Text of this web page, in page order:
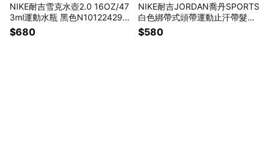
NIKE耐吉雪克水壺2.0 16OZ/47
3ml運動水瓶 黑色N101224298
816/IB0366988冷涼水杯高蛋
白乳清奶昔代餐搖搖杯聚丙烯環
$680
NIKE耐吉JORDAN喬丹SPORTS
白色綁帶式頭帶運動止汗帶髮帶
透氣頭巾慢跑網球棒球籃球羽球
瑜珈健身重訓單車J1011610101
$580